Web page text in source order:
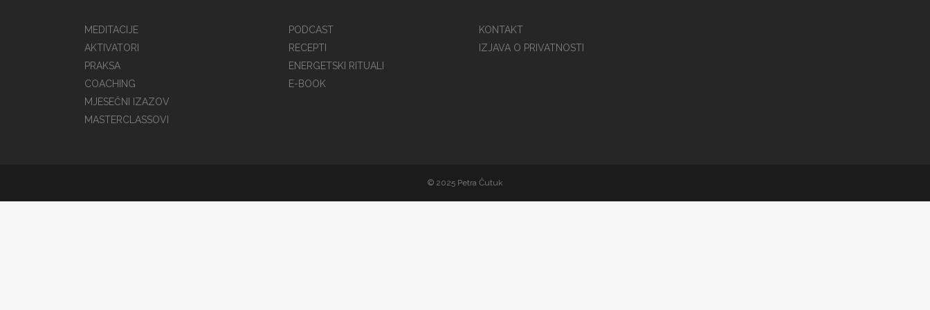
MEDITACIJE
AKTIVATORI
PRAKSA
COACHING
MJESEČNI IZAZOV
MASTERCLASSOVI
PODCAST
RECEPTI
ENERGETSKI RITUALI
E-BOOK
KONTAKT
IZJAVA O PRIVATNOSTI
© 2025 Petra Čutuk